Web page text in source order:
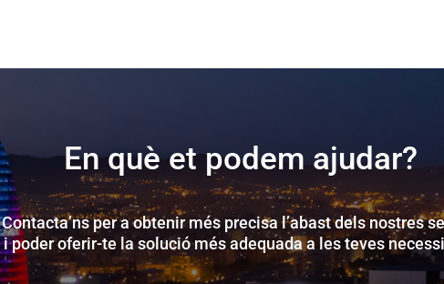
En què et podem ajudar?
Contacta’ns per a obtenir més precisa l’abast dels nostres
i poder oferir-te la solució més adequada a les teves